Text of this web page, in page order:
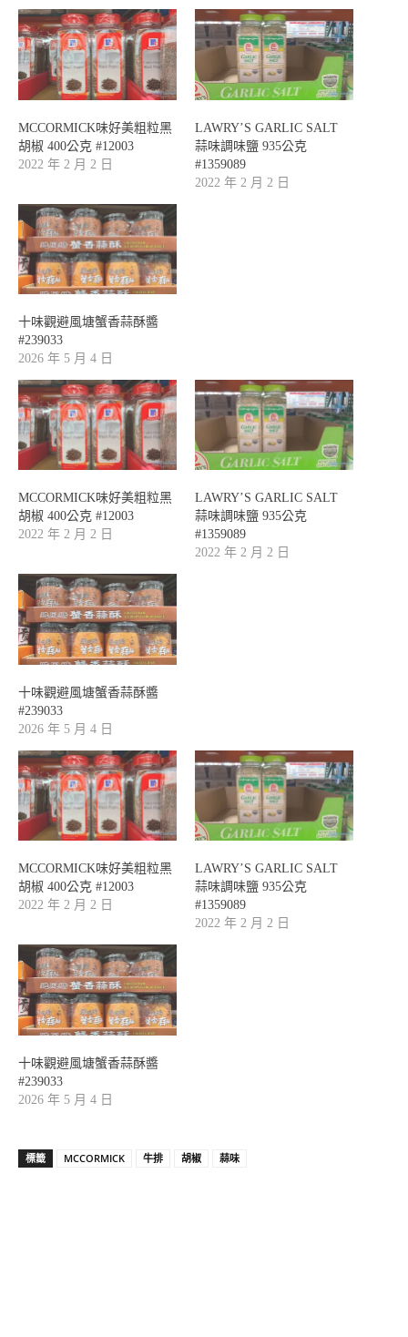
MCCORMICK味好美粗粒黑
胡椒 400公克 #12003
2022 年 2 月 2 日
LAWRY’S GARLIC SALT
蒜味調味鹽 935公克
#1359089
2022 年 2 月 2 日
十味觀避風塘蟹香蒜酥醬
#239033
2026 年 5 月 4 日
MCCORMICK味好美粗粒黑
胡椒 400公克 #12003
2022 年 2 月 2 日
LAWRY’S GARLIC SALT
蒜味調味鹽 935公克
#1359089
2022 年 2 月 2 日
十味觀避風塘蟹香蒜酥醬
#239033
2026 年 5 月 4 日
MCCORMICK味好美粗粒黑
胡椒 400公克 #12003
2022 年 2 月 2 日
LAWRY’S GARLIC SALT
蒜味調味鹽 935公克
#1359089
2022 年 2 月 2 日
十味觀避風塘蟹香蒜酥醬
#239033
2026 年 5 月 4 日
標籤 MCCORMICK 牛排 胡椒 蒜味